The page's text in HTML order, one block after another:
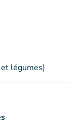
légumes)